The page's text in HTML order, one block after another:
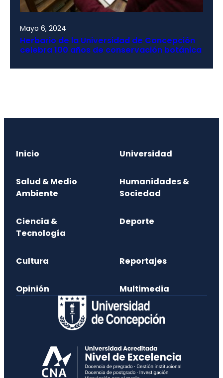
Mayo 6, 2024
Herbario de la Universidad de Concepción
celebra 100 años de conservación botánica
Inicio Universidad
Salud & Medio
Ambiente
Humanidades &
Sociedad
Ciencia &
Tecnología
Deporte
Cultura Reportajes
Opinión Multimedia